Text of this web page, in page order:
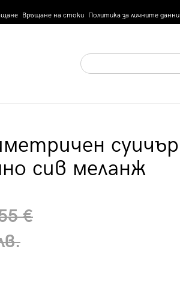
Връщане на стоки Политика за личните данни
суичър
сив меланж
€